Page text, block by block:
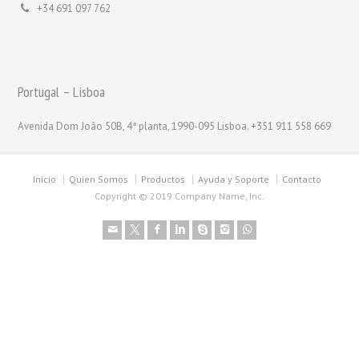
+34 691 097 762
Portugal – Lisboa
Avenida Dom João 50B, 4ª planta, 1990-095 Lisboa. +351 911 558 669
Inicio Quien Somos Productos Ayuda y Soporte
Contacto
Copyright © 2019 Company Name, Inc.